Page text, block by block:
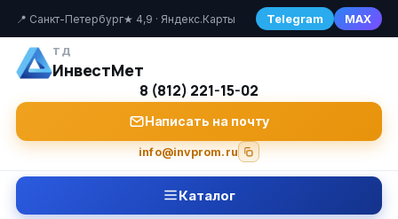
📍 Санкт-Петербург★ 4,9 · Яндекс.Карты Telegram MAX
ТД
ИнвестМет
8 (812) 221-15-02
Написать на почту
info@invprom.ru
Каталог